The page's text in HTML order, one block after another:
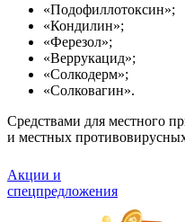
«Подофиллотоксин»;
«Кондилин»;
«Ферезол»;
«Веррукацид»;
«Солкодерм»;
«Солковагин».
Средствами для местного
и местных
Акции и
спецпредложения